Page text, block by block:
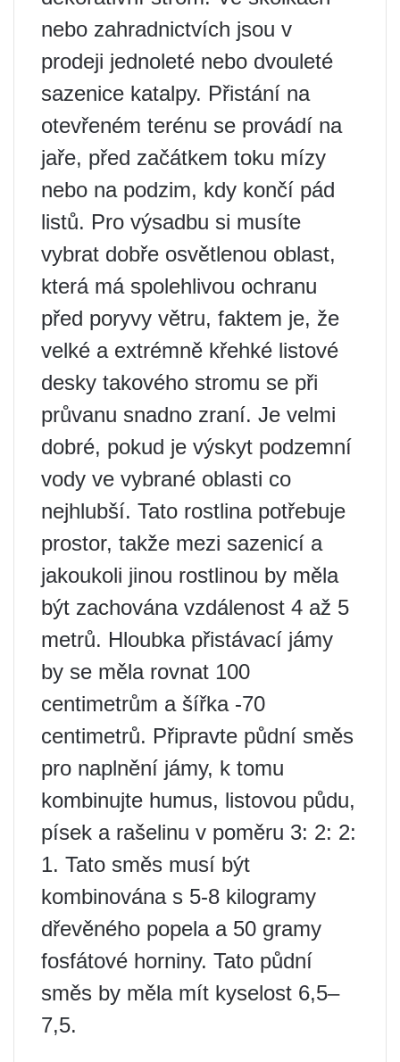
nebo zahradnictvích jsou v
prodeji jednoleté nebo dvouleté
sazenice katalpy. Přistání na
otevřeném terénu se provádí na
jaře, před začátkem toku mízy
nebo na podzim, kdy končí pád
listů. Pro výsadbu si musíte
vybrat dobře osvětlenou oblast,
která má spolehlivou ochranu
před poryvy větru, faktem je, že
velké a extrémně křehké listové
desky takového stromu se při
průvanu snadno zraní. Je velmi
dobré, pokud je výskyt podzemní
vody ve vybrané oblasti co
nejhlubší. Tato rostlina potřebuje
prostor, takže mezi sazenicí a
jakoukoli jinou rostlinou by měla
být zachována vzdálenost 4 až 5
metrů. Hloubka přistávací jámy
by se měla rovnat 100
centimetrům a šířka -70
centimetrů. Připravte půdní směs
pro naplnění jámy, k tomu
kombinujte humus, listovou půdu,
písek a rašelinu v poměru 3: 2: 2:
1. Tato směs musí být
kombinována s 5-8 kilogramy
dřevěného popela a 50 gramy
fosfátové horniny. Tato půdní
směs by měla mít kyselost 6,5–
7,5.